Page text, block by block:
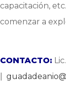
capacitación,
comenzar a
CONTACTO: